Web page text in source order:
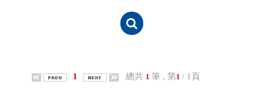
1 總共 1 筆 , 第1 / 1頁